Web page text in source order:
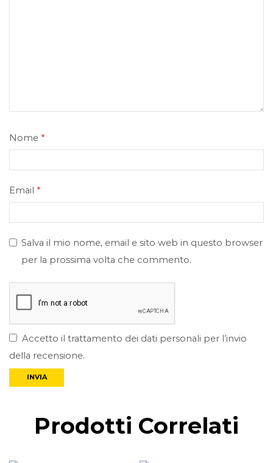
Nome *
Email *
Salva il mio nome, email e sito web in questo browser
per la prossima volta che commento.
Accetto il trattamento dei dati personali per l’invio
della recensione.
Prodotti Correlati